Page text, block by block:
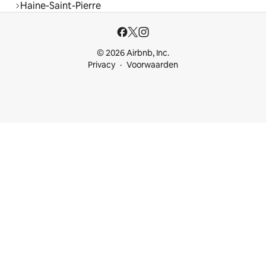
Haine-Saint-Pierre
© 2026 Airbnb, Inc.
Privacy
Voorwaarden